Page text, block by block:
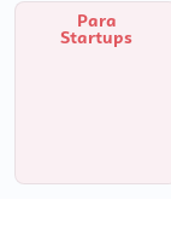
Para
Startups